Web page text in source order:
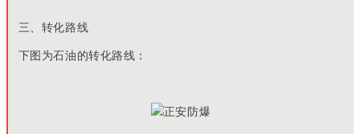
三、转化路线
下图为石油的转化路线：